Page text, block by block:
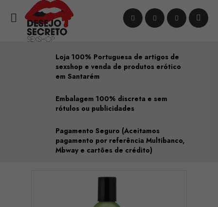

Loja 100% Portuguesa de artigos de
sexshop e venda de produtos erótico
em Santarém
Embalagem 100% discreta e sem
rótulos ou publicidades
Pagamento Seguro (Aceitamos
pagamento por referência Multibanco,
Mbway e cartões de crédito)